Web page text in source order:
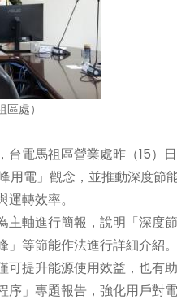
處）
電馬祖區營業處昨（15）日
用電」觀念，並推動深度節
轉效率。
軸進行簡報，說明「深度
等節能作法進行詳細介紹
提升能源使用效益，也有助
」專題報告，強化用戶對